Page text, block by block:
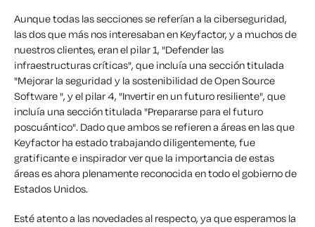
Aunque todas las secciones se referían a la ciberseguridad,
las dos que más nos interesaban en Keyfactor, y a muchos de
nuestros clientes, eran el pilar 1, "Defender las
infraestructuras críticas", que incluía una sección titulada
"Mejorar la seguridad y la sostenibilidad de Open Source
Software ", y el pilar 4, "Invertir en un futuro resiliente", que
incluía una sección titulada "Prepararse para el futuro
poscuántico". Dado que ambos se refieren a áreas en las que
Keyfactor ha estado trabajando diligentemente, fue
gratificante e inspirador ver que la importancia de estas
áreas es ahora plenamente reconocida en todo el gobierno de
Estados Unidos.
Esté atento a las novedades al respecto, ya que esperamos la